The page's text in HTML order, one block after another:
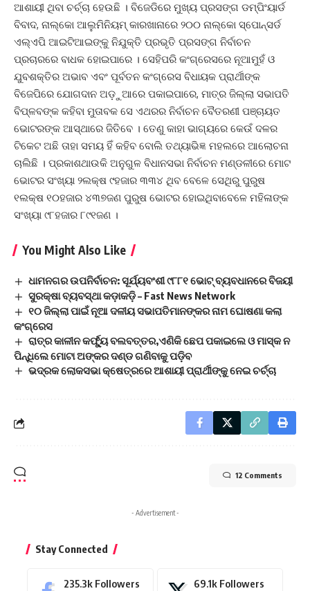
ଆଶାୟୀ ଥିବା ଚର୍ଚ୍ଚା ହେଉଛି । ବିଜେଡିରେ ମୁଖ୍ୟ ପ୍ରସଙ୍ଗ ଡମ୍ପିଂୟାର୍ଡ
ବିବାଦ, ନାଲ୍କୋ ଆଲୁମିନିୟମ୍ କାରଖାନାରେ ୨୦୦ ନାଲ୍କୋ ସ୍ପୋନ୍ସର୍ଡ
ଏଲ୍ଏପି ଆଇଟିଆଇଙ୍କୁ ନିଯୁକ୍ତି ପ୍ରଭୃତି ପ୍ରସଙ୍ଗ ନିର୍ବାଚନ
ପ୍ରଚାରରେ ବାଧକ ହୋଇପାରେ । ସେହିପରି କଂଗ୍ରେସରେ ନୂଆମୁହଁ ଓ
ଯୁବଶକ୍ତିର ଅଭାବ ଏବଂ ପୂର୍ବତନ କଂଗ୍ରେସ ବିଧାୟକ ପ୍ରାର୍ଥୀଙ୍କ
ବିଜେପିରେ ଯୋଗଦାନ ଅଡ଼ୁଆରେ ପକାଇପାରେ, ମାତ୍ର ଜିଲ୍ଲା ସଭାପତି
ବିପ୍ଳବଙ୍କ କହିବା ମୁତାବକ ସେ ଏଥରର ନିର୍ବାଚନ ବୈତରଣୀ ପଞ୍ଚାୟତ
ଭୋଟରଙ୍କ ଆସ୍ଥାରେ ଜିତିବେ । ତେଣୁ କାହା ଭାଗ୍ୟରେ କେଉଁ ଦଳର
ଟିକେଟ ଅଛି ତାହା ସମୟ ହିଁ କହିବ ବୋଲି ତଥ୍ୟାଭିଜ୍ଞ ମହଲରେ ଆଲୋଚନା
ଚାଲିଛି । ପ୍ରକାଶଥାଉକି ଅନୁଗୁଳ ବିଧାନସଭା ନିର୍ବାଚନ ମଣ୍ଡଳୀରେ ମୋଟ
ଭୋଟର ସଂଖ୍ୟା ୨ଲକ୍ଷ ୯ହଜାର ୩୩୪ ଥିବ ବେଳେ ସେଥିରୁ ପୁରୁଷ
୧ଲକ୍ଷ ୧୦ହଜାର ୪୩୭ଜଣ ପୁରୁଷ ଭୋଟର ହୋଇଥିବାବେଳେ ମହିଳାଙ୍କ
ସଂଖ୍ୟା ୯୮ହଜାର ୮୯୧ଜଣ ।
You Might Also Like
ଧାମନଗର ଉପନିର୍ବାଚନ: ସୂର୍ଯ୍ୟବଂଶୀ ୯୮୮୧ ଭୋଟ୍‌ ବ୍ୟବଧାନରେ ବିଜୟୀ
ସୁରକ୍ଷା ବ୍ୟବସ୍ଥା କଡ଼ାକଡ଼ି – Fast News Network
୧୦ ଜିଲ୍ଲା ପାଇଁ ନୂଆ ଦଳୀୟ ସଭାପତିମାନଙ୍କର ନାମ ଘୋଷଣା କଲା
କଂଗ୍ରେସ
ରାତ୍ର କାଳୀନ କର୍ଫ୍ୟୁ ବଲବତ୍ତର,ଏଣିକି ଛେପ ପକାଇଲେ ଓ ମାସ୍କ ନ
ପିନ୍ଧିଲେ ମୋଟା ଅଙ୍କର ଦଣ୍ଡ ଗଣିବାକୁ ପଡ଼ିବ
ଭଦ୍ରକ ଲୋକସଭା କ୍ଷେତ୍ରରେ ଆଶାୟୀ ପ୍ରାର୍ଥୀଙ୍କୁ ନେଇ ଚର୍ଚ୍ଚା
12 Comments
- Advertisement -
Stay Connected
235.3k Followers 69.1k Followers